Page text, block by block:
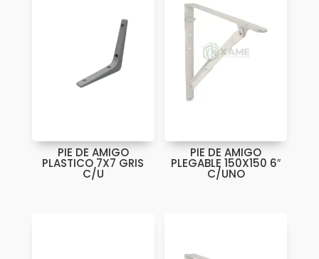
PIE DE AMIGO
PLASTICO 7X7 GRIS
C/U
PIE DE AMIGO
PLEGABLE 150X150 6″
C/UNO